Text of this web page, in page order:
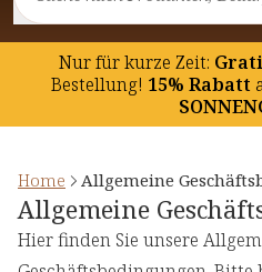
Nur für kurze Zeit:
Bestellung! 15% Rabatt
Home Allgemeine
Allgemeine
Hier finden Sie unsere